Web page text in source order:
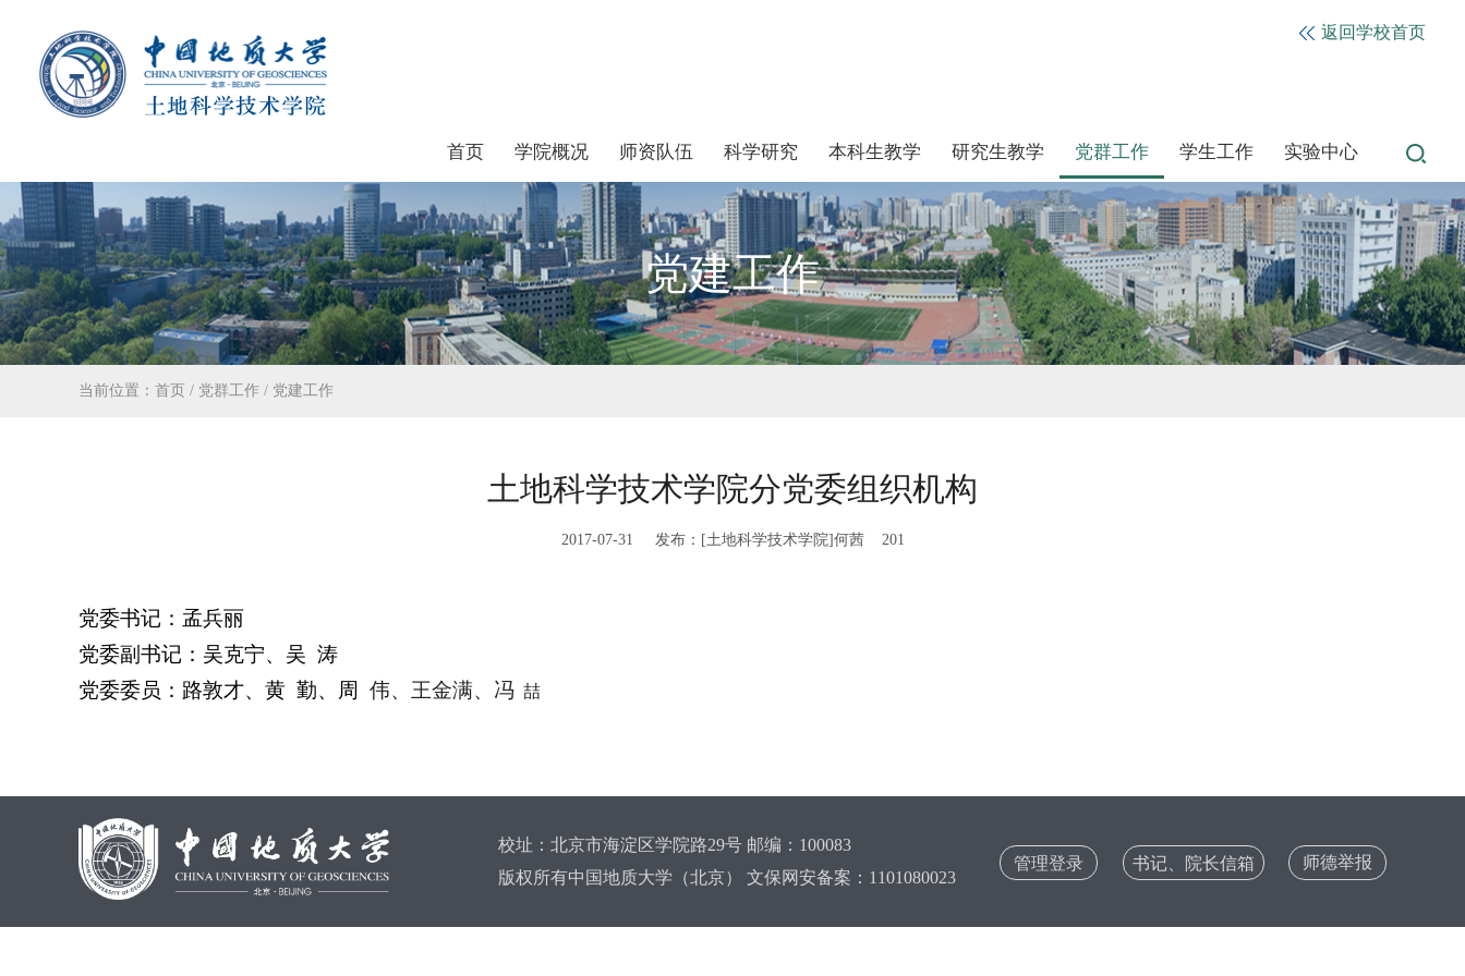
返回学校首页
首页 学院概况 师资队伍 科学研究 本科生教学 研究生教学 党群工作 学生工作 实验中心
党建工作
当前位置： 首页 / 党群工作 / 党建工作
土地科学技术学院分党委组织机构
2017-07-31 发布：[土地科学技术学院]何茜 201
党委书记：孟兵丽
党委副书记：吴克宁、吴 涛
党委委员：路敦才、黄 勤、周 伟、王金满、冯 喆
校址：北京市海淀区学院路29号 邮编：100083
版权所有中国地质大学（北京） 文保网安备案：1101080023
管理登录 书记、院长信箱 师德举报